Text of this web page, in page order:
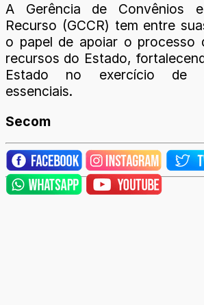
A Gerência de Convênios
Recurso (GCCR) tem entre
o papel de apoiar o processo
recursos do Estado,
Estado no exercício de
essenciais.
Secom